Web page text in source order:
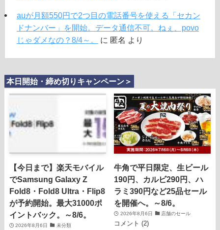
auが月額550円で2つ目の電話番号を使える「セカン
ドナンバー」を開始。データ通信不可。ねぇ、povo
じゃダメなの？8/4～。
に 匿名 より
本日開始・締め切りキャンペーン＞
【今日まで】楽天モバイル
でSamsung Galaxy Z
Fold8・Fold8 Ultra・Flip8
が予約開始。最大31000ポ
イントバック。～8/6。
2026年8月6日 未分類
牛角で平日限定、生ビール
190円、カルビ290円、ハ
ラミ390円など25品セール
を開催へ。～8/6。
2026年8月6日 店舗のセール
コメント (2)